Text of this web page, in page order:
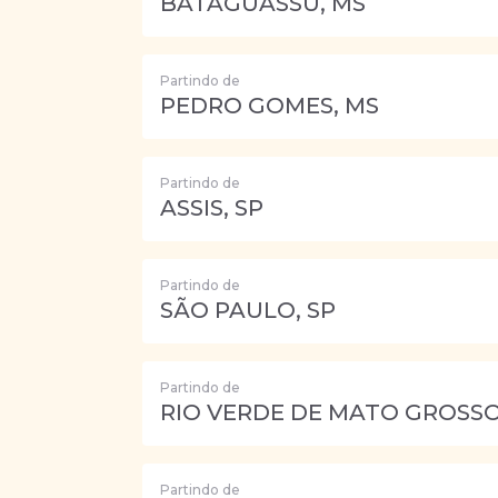
Partindo de
PEDRO GOMES, MS
Partindo de
ASSIS, SP
Partindo de
SÃO PAULO, SP
Partindo de
RIO VERDE DE MATO
Partindo de